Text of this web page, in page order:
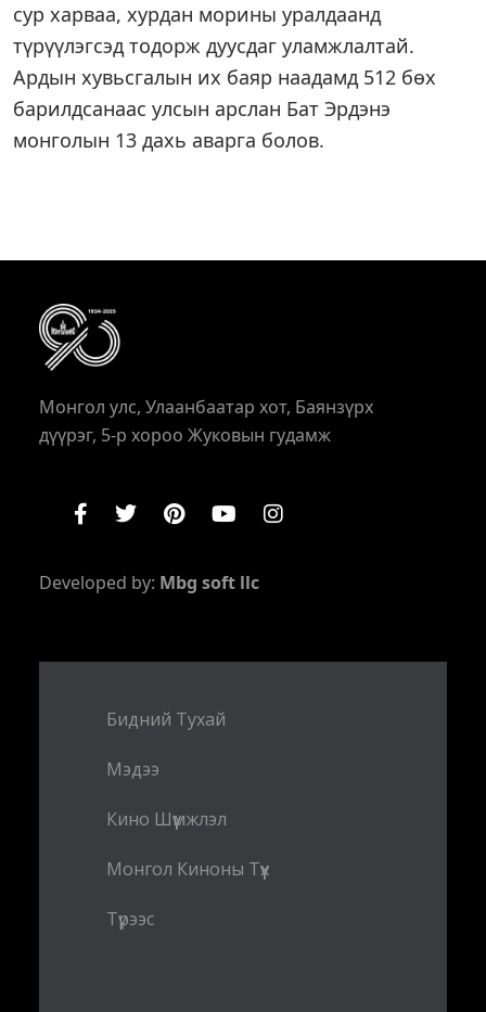
сур харваа, хурдан морины уралдаанд
түрүүлэгсэд тодорж дуусдаг уламжлалтай.
Ардын хувьсгалын их баяр наадамд 512 бөх
барилдсанаас улсын арслан Бат Эрдэнэ
монголын 13 дахь аварга болов.
Монгол улс, Улаанбаатар хот, Баянзүрх
дүүрэг, 5-р хороо Жуковын гудамж
Developed by: Mbg soft llc
Бидний Тухай
Мэдээ
Кино Шүүмжлэл
Монгол Киноны Түүх
Түрээс